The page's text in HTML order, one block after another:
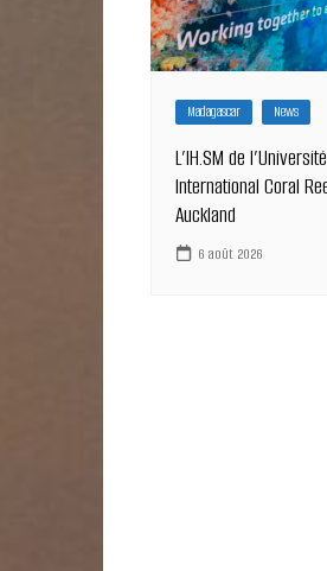
Madagascar News
L’IH.SM de
International Coral
Auckland
6 août 2026